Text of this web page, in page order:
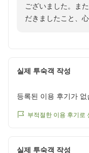
わたしはリピートし
ホテルが古いなら、
誰にでも使いやすそう
他の画像やクチコミ
ございました。ま
だきましたこと、
おかけしましたこ
ご指摘いただきま
であり、管理体制
실제 투숙객 작성
등록된 이용 후기가 없
부적절한 이용 후기로
실제 투숙객 작성